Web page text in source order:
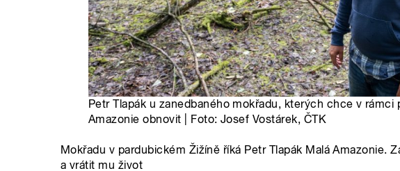
Petr Tlapák u zanedbaného mokřadu, kterých chce v rámci
Amazonie obnovit | Foto: Josef Vostárek, ČTK
Mokřadu v pardubickém Žižíně říká Petr Tlapák Malá Amazonie.
a vrátit mu život